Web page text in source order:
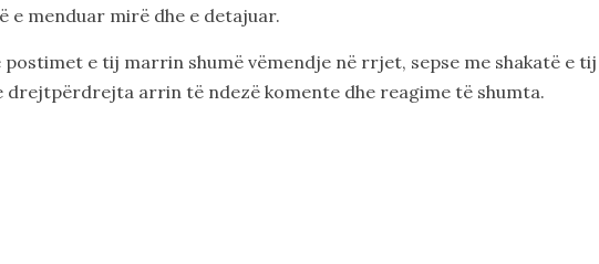
menduar mirë dhe e detajuar.
e tij marrin shumë vëmendje në rrjet, sepse me shakatë e tij
drejtpërdrejta arrin të ndezë komente dhe reagime të shumta.